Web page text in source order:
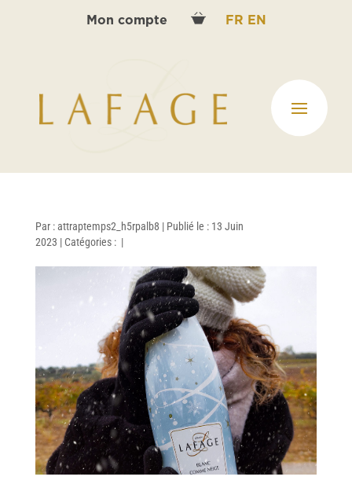
Mon compte FR EN
Par :attraptemps2_h5rpalb8 | Publié le : 13 Juin
2023 | Catégories : |